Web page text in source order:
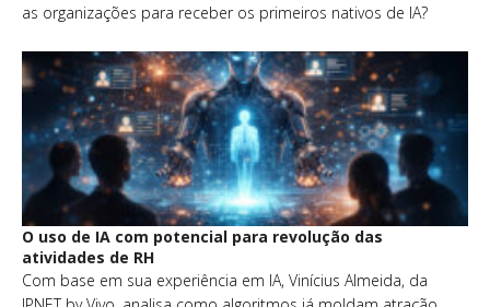
as organizações para receber os primeiros nativos de IA?
O uso de IA com potencial para revolução das
atividades de RH
Com base em sua experiência em IA, Vinícius Almeida, da